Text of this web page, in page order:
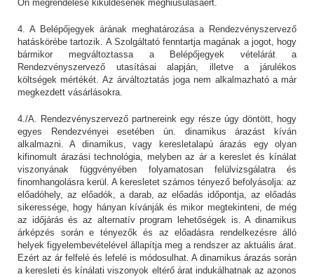
Ön megrendelése kiküldésének meghiúsulásáért.
4. A Belépőjegyek árának meghatározása a Rendezvényszervező
hatáskörébe tartozik. A Szolgáltató fenntartja magának a jogot, hogy
bármikor megváltoztassa a Belépőjegyek vételárát a
Rendezvényszervező utasításai alapján, illetve a járulékos
költségek mértékét. Az árváltoztatás joga nem alkalmazható a már
megkezdett vásárlásokra.
4./A. Rendezvényszervező partnereink egy része úgy döntött, hogy
egyes Rendezvényei esetében ún. dinamikus árazást kíván
alkalmazni. A dinamikus, vagy keresletalapú árazás egy olyan
kifinomult árazási technológia, melyben az ár a kereslet és kínálat
viszonyának függvényében folyamatosan felülvizsgálatra és
finomhangolásra kerül. A keresletet számos tényező befolyásolja: az
előadóhely, az előadók, a darab, az előadás időpontja, az előadás
sikeressége, hogy hányan kívánják és mikor megtekinteni, de még
az időjárás és az alternatív program lehetőségek is. A dinamikus
árképzés során e tényezők és az előadásra rendelkezésre álló
helyek figyelembevételével állapítja meg a rendszer az aktuális árat.
Ezért az ár felfelé és lefelé is módosulhat. A dinamikus árazás során
a keresleti és kínálati viszonyok eltérő árat indukálhatnak az azonos